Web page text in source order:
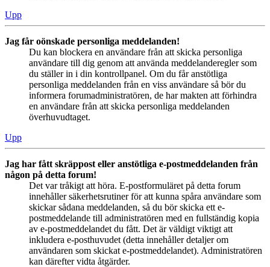
Upp
Jag får oönskade personliga meddelanden!
Du kan blockera en användare från att skicka personliga
användare till dig genom att använda meddelanderegler som
du ställer in i din kontrollpanel. Om du får anstötliga
personliga meddelanden från en viss användare så bör du
informera forumadministratören, de har makten att förhindra
en användare från att skicka personliga meddelanden
överhuvudtaget.
Upp
Jag har fått skräppost eller anstötliga e-postmeddelanden från
någon på detta forum!
Det var tråkigt att höra. E-postformuläret på detta forum
innehåller säkerhetsrutiner för att kunna spåra användare som
skickar sådana meddelanden, så du bör skicka ett e-
postmeddelande till administratören med en fullständig kopia
av e-postmeddelandet du fått. Det är väldigt viktigt att
inkludera e-posthuvudet (detta innehåller detaljer om
användaren som skickat e-postmeddelandet). Administratören
kan därefter vidta åtgärder.